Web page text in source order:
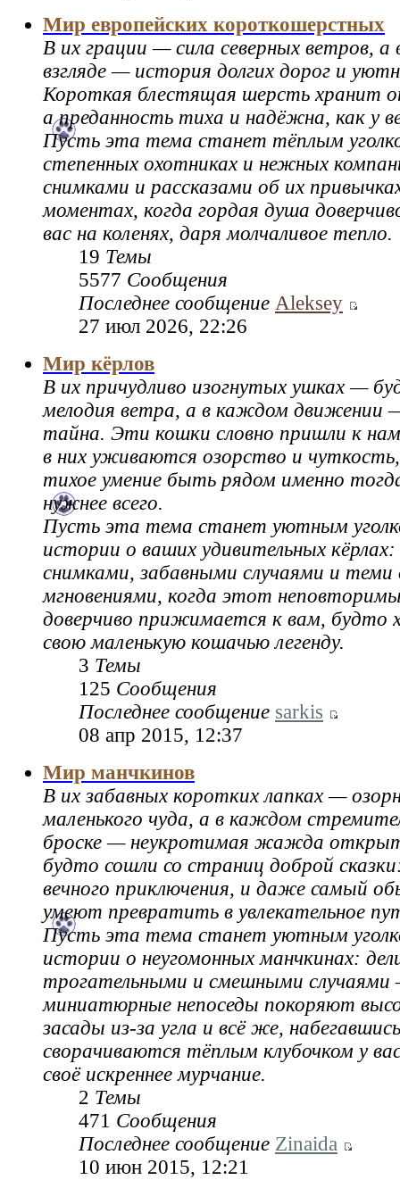
Мир европейских короткошерстных
В их грации — сила северных ветров, а
взгляде — история долгих дорог и
Короткая блестящая шерсть хранит
а преданность тиха и надёжна, как у
Пусть эта тема станет тёплым
степенных охотниках и нежных
снимками и рассказами об их
моментах, когда гордая душа
вас на коленях, даря молчаливое тепло.
19 Темы
5577 Сообщения
Последнее сообщение Aleksey
27 июл 2026, 22:26
Мир кёрлов
В их причудливо изогнутых ушках —
мелодия ветра, а в каждом движении —
тайна. Эти кошки словно пришли к
в них уживаются озорство и
тихое умение быть рядом именно
нужнее всего.
Пусть эта тема станет уютным
истории о ваших удивительных кёрлах:
снимками, забавными случаями и теми
мгновениями, когда этот
доверчиво прижимается к вам, будто
свою маленькую кошачью легенду.
3 Темы
125 Сообщения
Последнее сообщение sarkis
08 апр 2015, 12:37
Мир манчкинов
В их забавных коротких лапках —
маленького чуда, а в каждом
броске — неукротимая жажда
будто сошли со страниц доброй
вечного приключения, и даже самый
умеют превратить в увлекательное
Пусть эта тема станет уютным
истории о неугомонных манчкинах:
трогательными и смешными
миниатюрные непоседы покоряют
засады из-за угла и всё же,
сворачиваются тёплым клубочком у
своё искреннее мурчание.
2 Темы
471 Сообщения
Последнее сообщение Zinaida
10 июн 2015, 12:21